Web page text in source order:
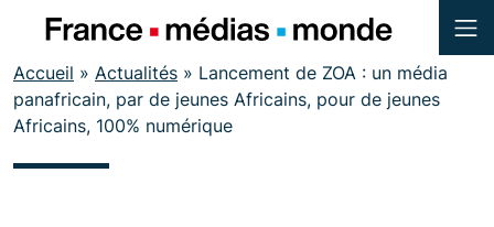
Menu
Contenu
Pied de page
Accueil » Actualités » Lancement de ZOA : un média
panafricain, par de jeunes Africains, pour de jeunes
Africains, 100% numérique